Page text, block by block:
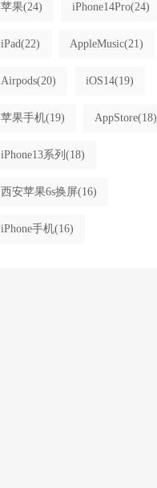
苹果(24) iPhone14Pro(24)
iPad(22) AppleMusic(21)
Airpods(20) iOS14(19)
苹果手机(19) AppStore(18)
iPhone13系列 (18)
西安苹果6s换屏(16)
iPhone手机(16)